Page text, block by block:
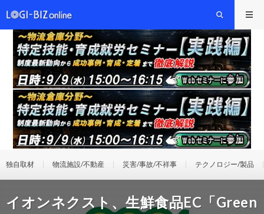
独自取材 物流施設/不動産 災害/事故/不祥事 テクノロジー/製品
イオンネクスト、生鮮食品EC「Green